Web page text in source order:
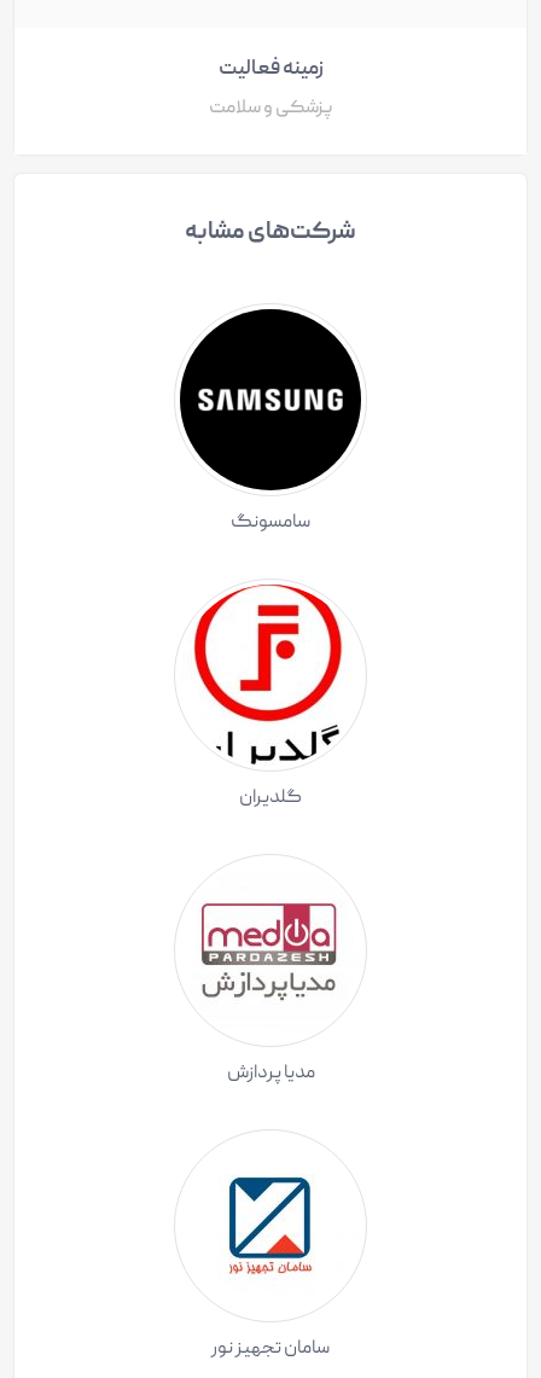
زمینه فعالیت
پزشکی و سلامت
شرکت‌های مشابه
سامسونگ
گلدیران
مدیا پردازش
سامان تجهیز نور